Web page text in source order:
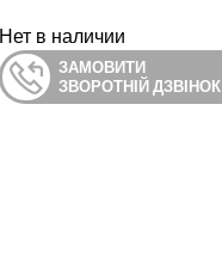
Нет в наличии
ЗАМОВИТИ
ЗВОРОТНІЙ ДЗВІНОК